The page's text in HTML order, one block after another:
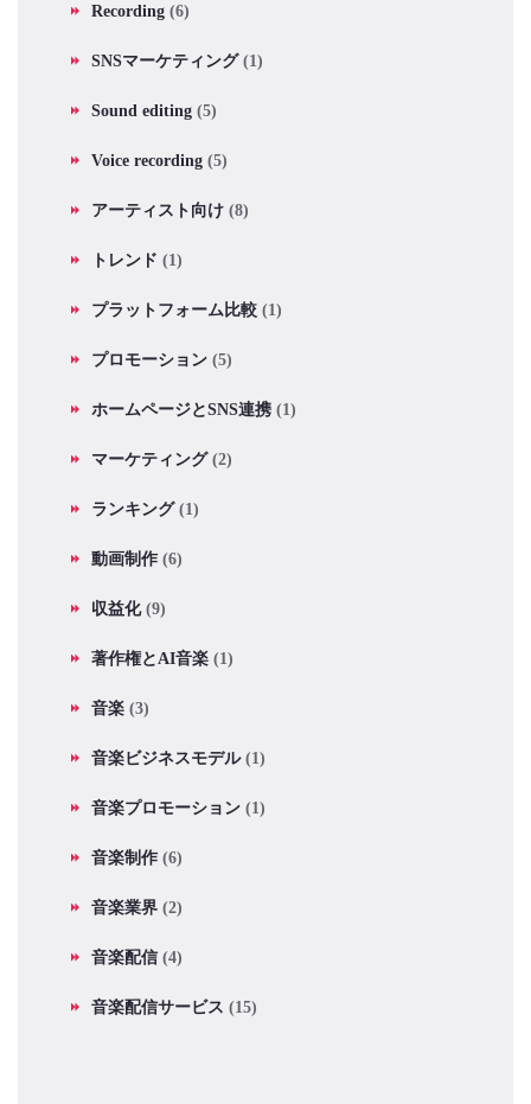
Recording (6)
SNSマーケティング(1)
Sound editing (5)
Voice recording (5)
アーティスト向け (8)
トレンド (1)
プラットフォーム比較 (1)
プロモーション (5)
ホームページとSNS連携 (1)
マーケティング(2)
ランキング(1)
動画制作 (6)
収益化(9)
著作権とAI音楽 (1)
音楽 (3)
音楽ビジネスモデル(1)
音楽プロモーション (1)
音楽制作 (6)
音楽業界 (2)
音楽配信 (4)
音楽配信サービス (15)